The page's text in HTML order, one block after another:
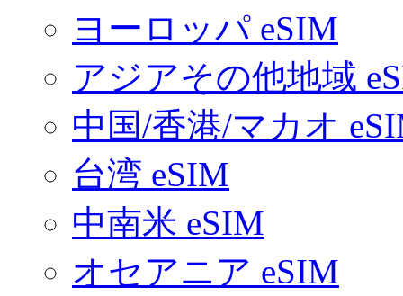
ヨーロッパ eSIM
アジアその他地域
中国/香港/マカオ
台湾 eSIM
中南米 eSIM
オセアニア eSIM